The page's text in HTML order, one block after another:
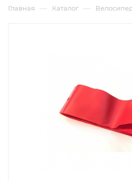
Главная — Каталог —